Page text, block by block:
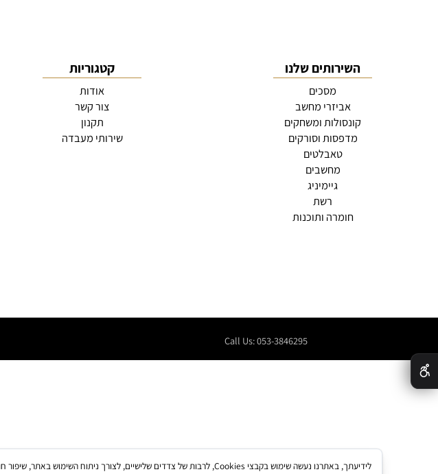
השירותים שלנו
מסכים
אביזרי מחשב
קונסולות ומשחקים
מדפסות וסורקים
טאבלטים
גיימיניג
קטגוריות
אודות
צור קשר
תקנון